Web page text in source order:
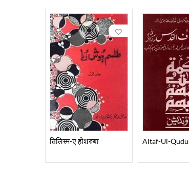
तिलिस्म-ए होशरुबा Altaf-Ul-